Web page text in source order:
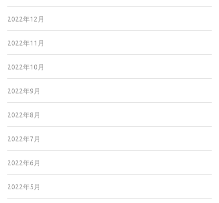
2022年12月
2022年11月
2022年10月
2022年9月
2022年8月
2022年7月
2022年6月
2022年5月